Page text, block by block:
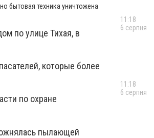
бытовая техника уничтожена
по улице Тихая, в
которые более
по охране
пылающей
11:18
6 серпня
11:18
6 серпня